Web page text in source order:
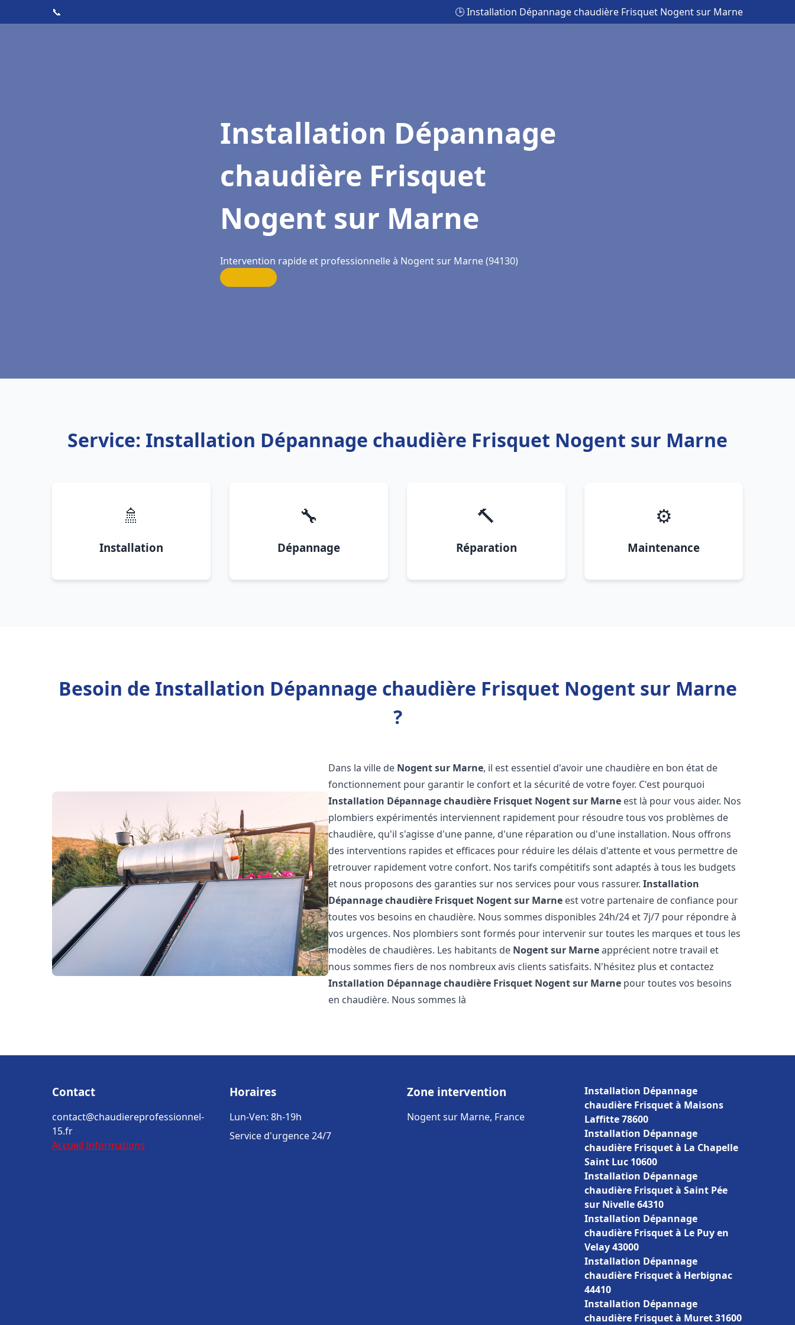
📞 🕒 Installation Dépannage chaudière Frisquet Nogent sur Marne
Installation Dépannage
chaudière Frisquet
Nogent sur Marne
Intervention rapide et professionnelle à Nogent sur Marne (94130)
Service: Installation Dépannage chaudière Frisquet Nogent sur Marne
🚿
Installation
🔧
Dépannage
🔨
Réparation
⚙️
Maintenance
Besoin de Installation Dépannage chaudière Frisquet Nogent sur Marne
?
Dans la ville de Nogent sur Marne, il est essentiel d'avoir une chaudière en bon état de
fonctionnement pour garantir le confort et la sécurité de votre foyer. C'est pourquoi
Installation Dépannage chaudière Frisquet Nogent sur Marne est là pour vous aider. Nos
plombiers expérimentés interviennent rapidement pour résoudre tous vos problèmes de
chaudière, qu'il s'agisse d'une panne, d'une réparation ou d'une installation. Nous offrons
des interventions rapides et efficaces pour réduire les délais d'attente et vous permettre de
retrouver rapidement votre confort. Nos tarifs compétitifs sont adaptés à tous les budgets
et nous proposons des garanties sur nos services pour vous rassurer.Installation
Dépannage chaudière Frisquet Nogent sur Marne est votre partenaire de confiance pour
toutes vos besoins en chaudière. Nous sommes disponibles 24h/24 et 7j/7 pour répondre à
vos urgences. Nos plombiers sont formés pour intervenir sur toutes les marques et tous les
modèles de chaudières. Les habitants de Nogent sur Marneapprécient notre travail et
nous sommes fiers de nos nombreux avis clients satisfaits. N'hésitez plus et contactez
Installation Dépannage chaudière Frisquet Nogent sur Marne pour toutes vos besoins
en chaudière. Nous sommes là
Contact
contact@chaudiereprofessionnel-
15.fr
Accueil Informations
Horaires
Lun-Ven: 8h-19h
Service d'urgence 24/7
Zone intervention
Nogent sur Marne, France
Installation Dépannage
chaudière Frisquet à Maisons
Laffitte 78600
Installation Dépannage
chaudière Frisquet à La Chapelle
Saint Luc 10600
Installation Dépannage
chaudière Frisquet à Saint Pée
sur Nivelle 64310
Installation Dépannage
chaudière Frisquet à Le Puy en
Velay 43000
Installation Dépannage
chaudière Frisquet à Herbignac
44410
Installation Dépannage
chaudière Frisquet à Muret 31600